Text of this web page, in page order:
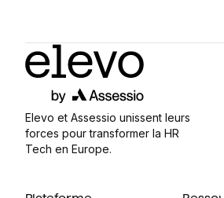
Elevo et Assessio unissent leurs
forces pour transformer la HR
Tech en Europe.